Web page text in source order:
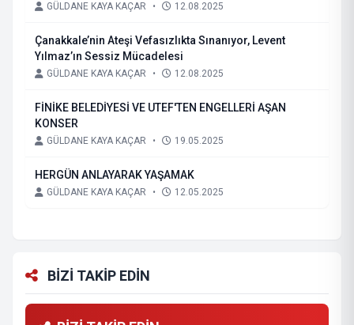
GÜLDANE KAYA KAÇAR • 12.08.2025
Çanakkale’nin Ateşi Vefasızlıkta Sınanıyor, Levent
Yılmaz’ın Sessiz Mücadelesi
GÜLDANE KAYA KAÇAR • 12.08.2025
FİNİKE BELEDİYESİ VE UTEF'TEN ENGELLERİ AŞAN
KONSER
GÜLDANE KAYA KAÇAR • 19.05.2025
HERGÜN ANLAYARAK YAŞAMAK
GÜLDANE KAYA KAÇAR • 12.05.2025
BİZİ TAKİP EDİN